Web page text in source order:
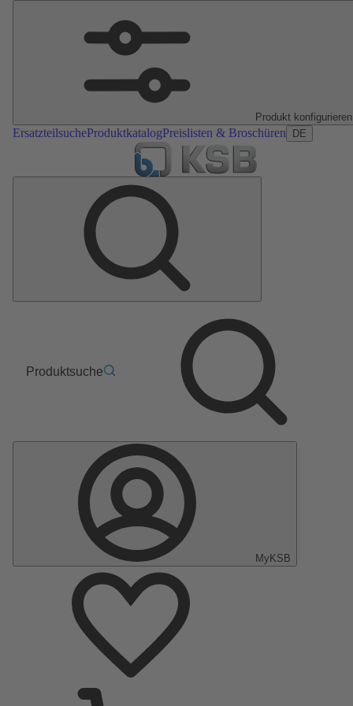
Produkt konfigurieren
ErsatzteilsucheProduktkatalogPreislisten & Broschüren DE
Produktsuche
MyKSB